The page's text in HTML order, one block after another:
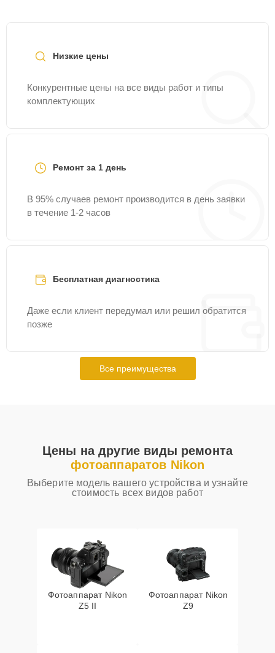
Низкие цены
Конкурентные цены на все виды работ и типы
комплектующих
Ремонт за 1 день
В 95% случаев ремонт производится в день заявки
в течение 1-2 часов
Бесплатная диагностика
Даже если клиент передумал или решил обратится
позже
Все преимущества
Цены на другие виды ремонта
фотоаппаратов Nikon
Выберите модель вашего устройства и узнайте
стоимость всех видов работ
Фотоаппарат Nikon
Z5 II
Фотоаппарат Nikon
Z9